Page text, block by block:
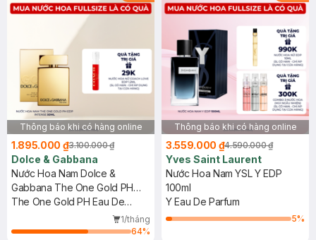
Thông báo khi có hàng online
1.895.000 ₫3.100.000 ₫
Dolce & Gabbana
Nước Hoa Nam Dolce &
Gabbana The One Gold PH
EDP Intense 50ml
The One Gold PH Eau De
1/tháng
64%
Thông báo khi có hàng online
3.559.000 ₫4.590.000 ₫
Yves Saint Laurent
Nước Hoa Nam YSL Y EDP
100ml
Y Eau De Parfum
5%